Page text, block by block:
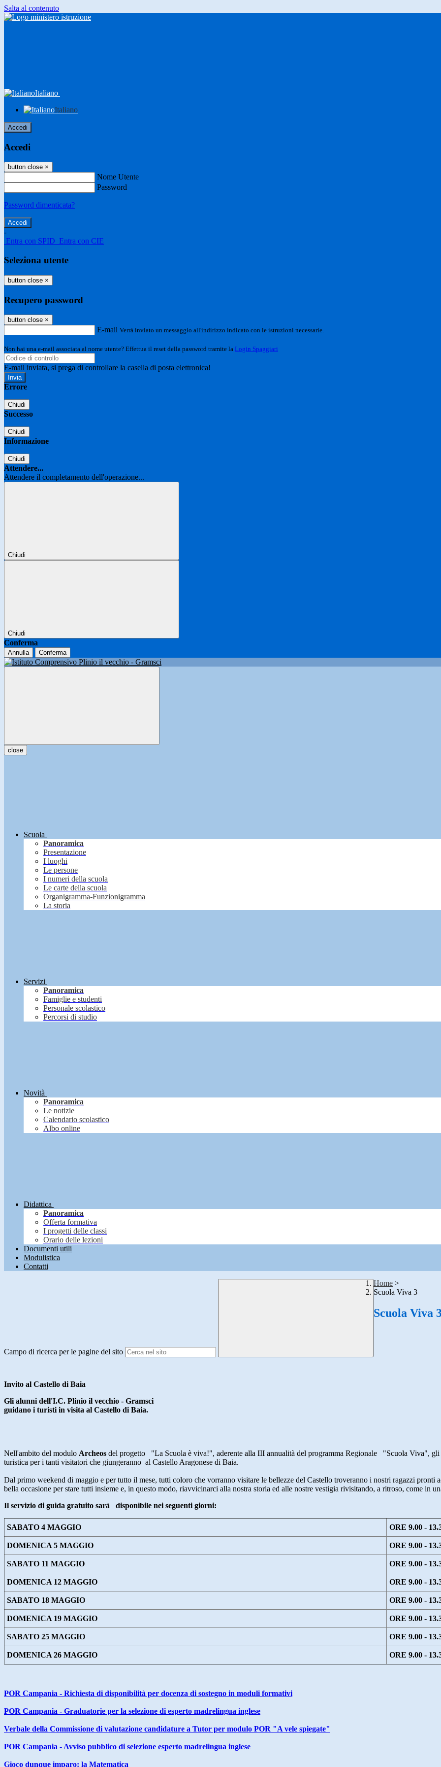
Salta al contenuto
Italiano
Italiano
Accedi
Accedi
button close ×
Nome Utente
Password
Password dimenticata?
-
Entra con SPID Entra con CIE
Seleziona utente
button close ×
Recupero password
button close ×
E-mail Verrà inviato un messaggio all'indirizzo indicato con le istruzioni necessarie.
Non hai una e-mail associata al nome utente? Effettua il reset della password tramite la Login Spaggiari
E-mail inviata, si prega di controllare la casella di posta elettronica!
Errore
Chiudi
Successo
Chiudi
Informazione
Chiudi
Attendere...
Attendere il completamento dell'operazione...
Chiudi
Chiudi
Conferma
Annulla Conferma
close
Scuola
Panoramica
Presentazione
I luoghi
Le persone
I numeri della scuola
Le carte della scuola
Organigramma-Funzionigramma
La storia
Servizi
Panoramica
Famiglie e studenti
Personale scolastico
Percorsi di studio
Novità
Panoramica
Le notizie
Calendario scolastico
Albo online
Didattica
Panoramica
Offerta formativa
I progetti delle classi
Orario delle lezioni
Documenti utili
Modulistica
Contatti
Campo di ricerca per le pagine del sito
Home >
Scuola Viva 3
Scuola Viva
Invito al Castello di Baia
Gli alunni dell'I.C. Plinio il vecchio - Gramsci
guidano i turisti in visita al Castello di Baia.
Nell'ambito del modulo Archeos del progetto "La Scuola è viva!", aderente alla III annualità del programma Regionale "Scuola Viva", gli
turistica per i tanti visitatori che giungeranno al Castello Aragonese di Baia.
Dal primo weekend di maggio e per tutto il mese, tutti coloro che vorranno visitare le bellezze del Castello troveranno i nostri ragazzi pronti
bella occasione per stare tutti insieme e, in questo modo, riavvicinarci alla nostra storia ed alle nostre vestigia rivisitando, a ritroso, come in
Il servizio di guida gratuito sarà
disponibile nei seguenti giorni:
SABATO 4 MAGGIO ORE 9.00 -
DOMENICA 5 MAGGIO ORE 9.00 -
SABATO 11 MAGGIO ORE 9.00 -
DOMENICA 12 MAGGIO ORE 9.00 -
SABATO 18 MAGGIO ORE 9.00 -
DOMENICA 19 MAGGIO ORE 9.00 -
SABATO 25 MAGGIO ORE 9.00 -
DOMENICA 26 MAGGIO ORE 9.00 -
POR Campania - Richiesta di disponibilità per docenza di sostegno in moduli formativi
POR Campania - Graduatorie per la selezione di esperto madrelingua inglese
Verbale della Commissione di valutazione candidature a Tutor per modulo POR "A vele spiegate"
POR Campania - Avviso pubblico di selezione esperto madrelingua inglese
Gioco dunque imparo: la Matematica